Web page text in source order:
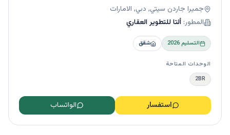
جميرا جاردن سيتي, دبي, الامارات
المطور: ألتا للتطوير العقاري
التسليم2026 شقق
الوحدات المتاحة
2BR
استفسار الواتساب